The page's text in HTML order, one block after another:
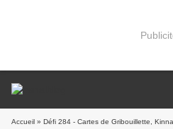
Accueil » Défi 284 - Cartes de Gribouillette,